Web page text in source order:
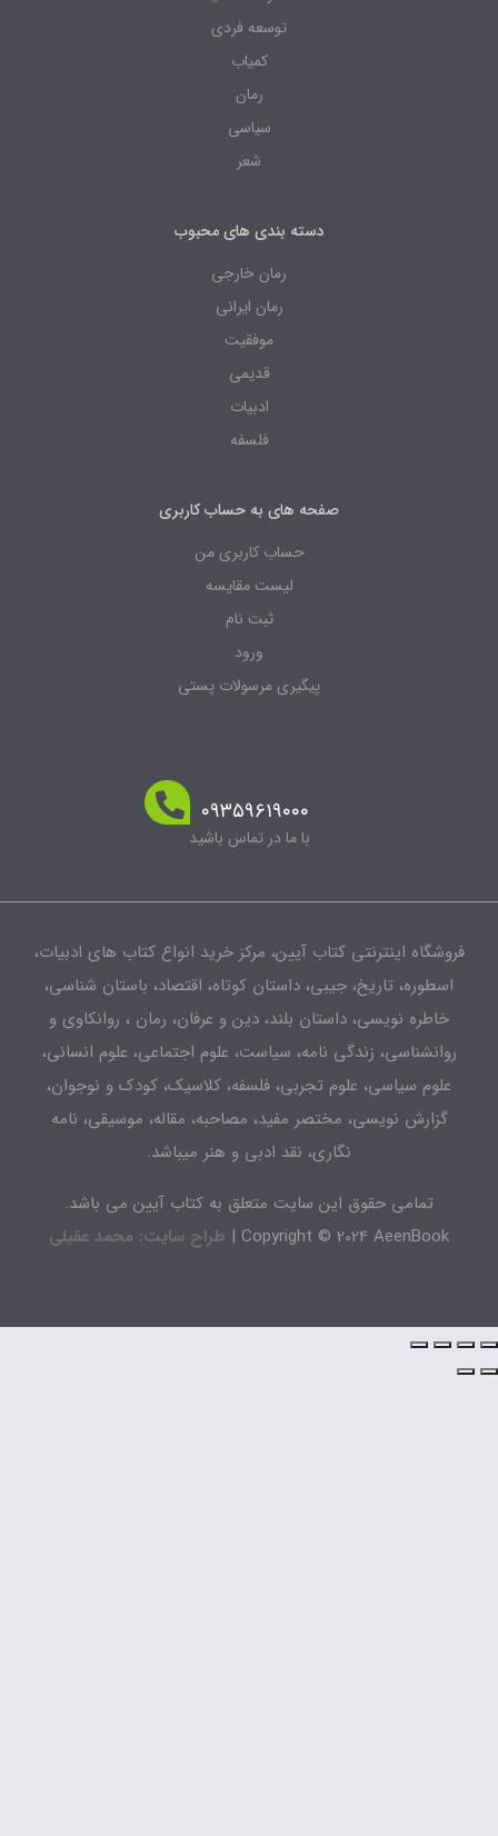
توسعه فردی
دسته بندی های محبوب
رمان خارجی
رمان ایرانی
صفحه های به حساب کاربری
حساب کاربری من
لیست مقایسه
پیگیری مرسولات پستی
۰۹۳۵۹۶۱۹۰۰۰
با ما در تماس باشید
اینترنتی کتاب آیین، مرکز خرید انواع کتاب های ادبیات،
تاریخ، جیبی، داستان کوتاه، اقتصاد، باستان شناسی،
نویسی، داستان بلند، دین و عرفان، رمان ، روانکاوی و
زندگی نامه، سیاست، علوم اجتماعی، علوم انسانی،
سیاسی، علوم تجربی، فلسفه، کلاسیک، کودک و نوجوان،
نویسی، مختصر مفید، مصاحبه، مقاله، موسیقی، نامه
نگاری، نقد ادبی و هنر میباشد.
تمامی حقوق این سایت متعلق به کتاب آیین می باشد.
Copyright © 2024 AeenBook طراح سایت: محمد عقیلی